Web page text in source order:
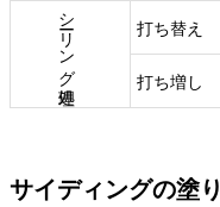
シーリング処理 打ち替え
打ち増し
サイディングの塗